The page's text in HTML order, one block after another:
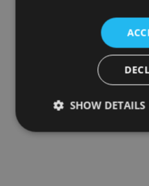
SHOW DETAILS